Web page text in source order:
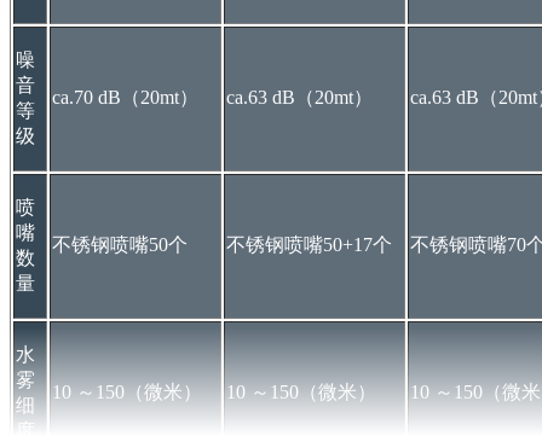
噪
音
等
级
ca.70 dB（20mt） ca.63 dB（20mt） ca.63 dB（20mt
喷
嘴
数
量
不锈钢喷嘴50个 不锈钢喷嘴50+17个 不锈钢喷嘴70
水
雾
细
10 ～150（微米） 10 ～150（微米） 10 ～150（微